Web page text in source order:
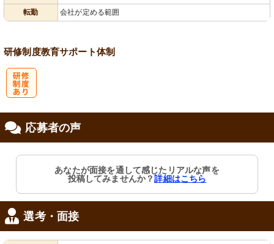
転勤
会社が定める範囲
研修制度教育サポート体制
応募者の声
あなたが面接を通して感じたリアルな声を
投稿してみませんか？詳細はこちら
選考・面接